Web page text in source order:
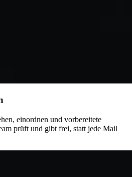
einordnen und vorbereitete
prüft und gibt frei, statt jede Mail